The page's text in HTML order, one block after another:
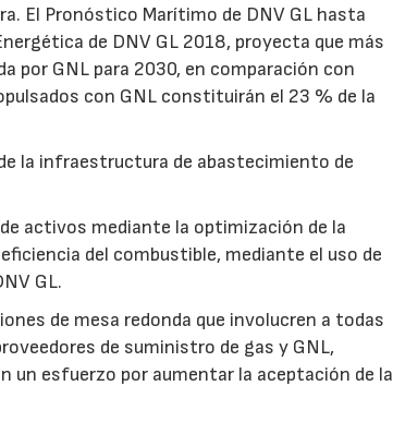
El Pronóstico Marítimo de DNV GL hasta
de DNV GL 2018, proyecta que más
por GNL para 2030, en comparación con
​​con GNL constituirán el 23 % de la
la infraestructura de abastecimiento de
activos mediante la optimización de la
del combustible, mediante el uso de
GL.
de mesa redonda que involucren a todas
de suministro de gas y GNL,
un esfuerzo por aumentar la aceptación de la